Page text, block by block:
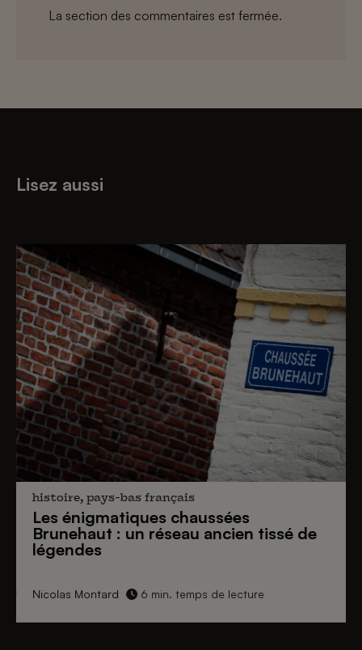
La section des commentaires est fermée.
Lisez aussi
histoire, pays-bas français
Les énigmatiques chaussées
Brunehaut : un réseau ancien tissé de
légendes
Nicolas Montard 6 min. temps de lecture